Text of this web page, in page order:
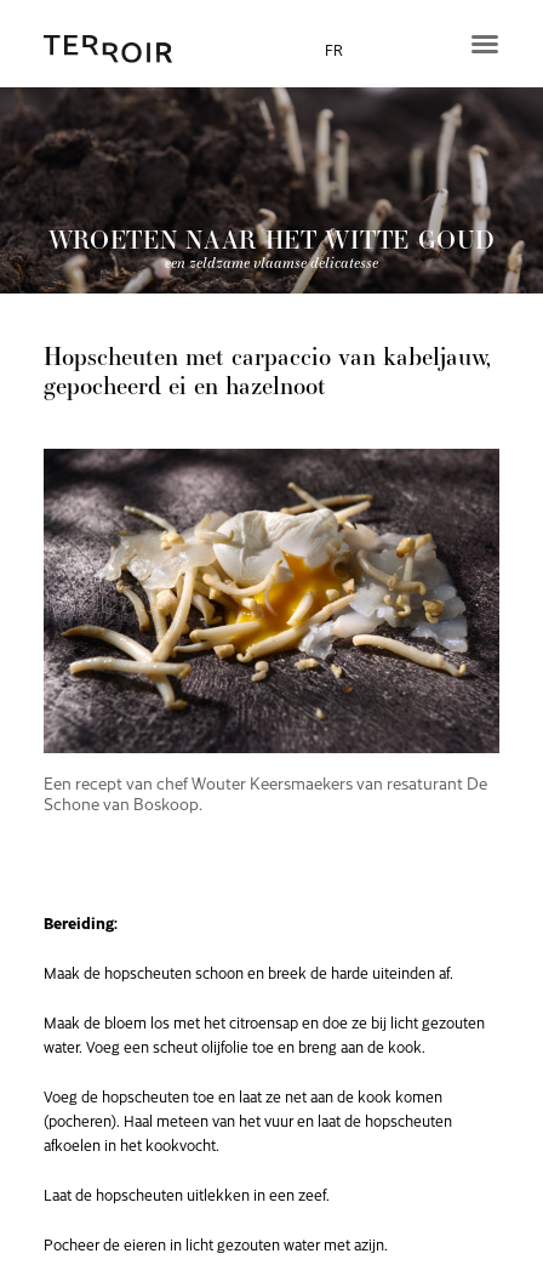
inhoud
FR
WROETEN NAAR HET WITTE GOUD
een zeldzame vlaamse delicatesse
Hopscheuten met carpaccio van kabeljauw,
gepocheerd ei en hazelnoot
Een recept van chef Wouter Keersmaekers van resaturant De
Schone van Boskoop.
Bereiding:
Maak de hopscheuten schoon en breek de harde uiteinden af.
Maak de bloem los met het citroensap en doe ze bij licht gezouten
water. Voeg een scheut olijfolie toe en breng aan de kook.
Voeg de hopscheuten toe en laat ze net aan de kook komen
(pocheren). Haal meteen van het vuur en laat de hopscheuten
afkoelen in het kookvocht.
Laat de hopscheuten uitlekken in een zeef.
Pocheer de eieren in licht gezouten water met azijn.